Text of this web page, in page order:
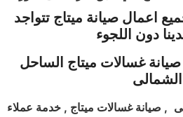
اعمال صيانة ميتاج تتواجد
دون اللجوء
صيانة غسالات ميتاج الساحل
الشمالى
, صيانة غسالات ميتاج , خدمة عملاء